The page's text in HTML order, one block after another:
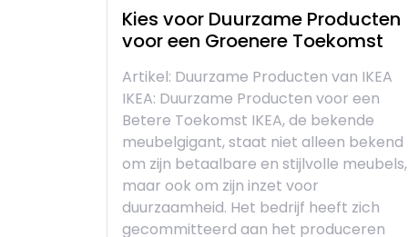
Kies voor Duurzame Producten
voor een Groenere Toekomst
Artikel: Duurzame Producten van IKEA
IKEA: Duurzame Producten voor een
Betere Toekomst IKEA, de bekende
meubelgigant, staat niet alleen bekend
om zijn betaalbare en stijlvolle meubels,
maar ook om zijn inzet voor
duurzaamheid. Het bedrijf heeft zich
gecommitteerd aan het produceren